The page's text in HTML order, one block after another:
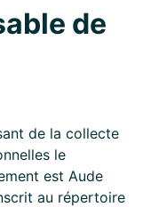
de
de la collecte
le
est Aude
au répertoire